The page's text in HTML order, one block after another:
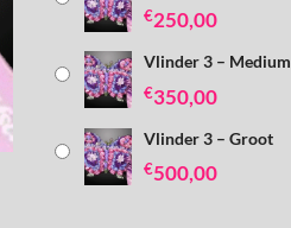
€250,00
Vlinder 3 – Medium
€350,00
Vlinder 3 – Groot
€500,00